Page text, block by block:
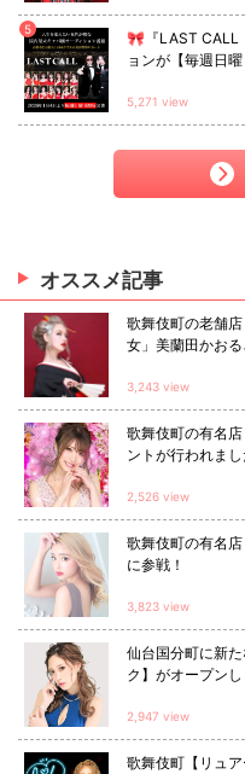
5
🎀『LAST CALL
ョンが【毎週日
5,271 view
オススメ記事
歌舞伎町の老舗
女」美蘭田かお
3,243 view
歌舞伎町の有名
ントが行われま
2,526 view
歌舞伎町の有名
に参戦！
3,823 view
仙台国分町に新
ク】がオープン
2,947 view
歌舞伎町【リュ